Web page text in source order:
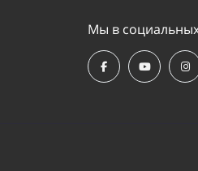
Мы в социальных